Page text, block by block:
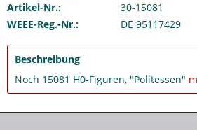
Artikel-Nr.:
30-15081
WEEE-Reg.-Nr.:
DE 95117429
Beschreibung
Noch 15081 H0-Figuren, "Politessen"